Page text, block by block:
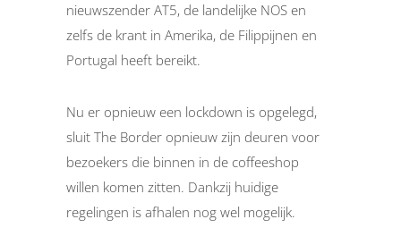
nieuwszender AT5, de landelijke NOS en
zelfs de krant in Amerika, de Filippijnen en
Portugal heeft bereikt.
Nu er opnieuw een lockdown is opgelegd,
sluit The Border opnieuw zijn deuren voor
bezoekers die binnen in de coffeeshop
willen komen zitten. Dankzij huidige
regelingen is afhalen nog wel mogelijk.